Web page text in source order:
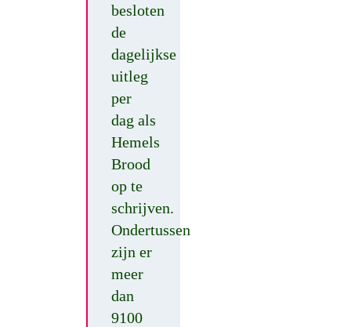
besloten
de
dagelijkse
uitleg
per
dag als
Hemels
Brood
op te
schrijven.
Ondertussen
zijn er
meer
dan
9100